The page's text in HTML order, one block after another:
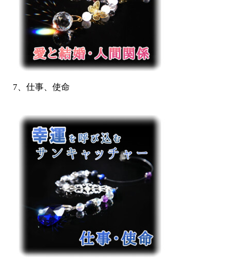
7、仕事、使命